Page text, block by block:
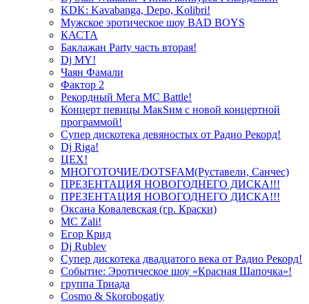
KDK: Kavabanga, Depo, Kolibri!
Мужское эротическое шоу BAD BOYS
КАСТА
Баклажан Party часть вторая!
Dj MY!
Чаян Фамали
Фактор 2
Рекордный Мега МС Battle!
Концерт певицы МакSим с новой концертной
программой!
Супер дискотека девяностых от Радио Рекорд!
Dj Riga!
ЦЕХ!
МНОГОТОЧИЕ/DOTSFAM(Руставели, Санчес)
ПРЕЗЕНТАЦИЯ НОВОГОДНЕГО ДИСКА!!!
ПРЕЗЕНТАЦИЯ НОВОГОДНЕГО ДИСКА!!!
Оксана Ковалевская (гр. Краски)
MC Zali!
Егор Крид
Dj Rublev
Супер дискотека двадцатого века от Радио Рекорд!
Событие: Эротическое шоу «Красная Шапочка»!
группа Триада
Cosmo & Skorobogatiy